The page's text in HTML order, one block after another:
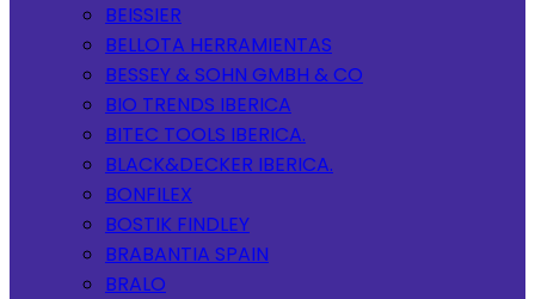
BEISSIER
BELLOTA HERRAMIENTAS
BESSEY & SOHN GMBH & CO
BIO TRENDS IBERICA
BITEC TOOLS IBERICA.
BLACK&DECKER IBERICA.
BONFILEX
BOSTIK FINDLEY
BRABANTIA SPAIN
BRALO